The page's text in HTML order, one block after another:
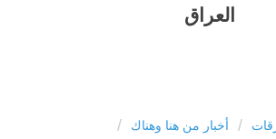
العراق
/ أخبار من هنا وهناك /